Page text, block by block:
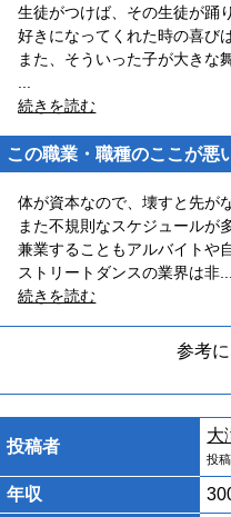
生徒がつけば、その生徒が踊
好きになってくれた時の喜び
また、そういった子が大きな
続きを読む
この職業・職種のここが悪
体が資本なので、壊すと先が
また不規則なスケジュールが
兼業することもアルバイトや
ストリートダンスの業界は非
続きを読む
参考
投稿者
大
投
年収